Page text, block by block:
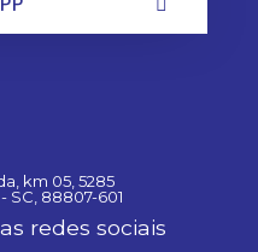
km 05, 5285
SC, 88807-601
redes sociais